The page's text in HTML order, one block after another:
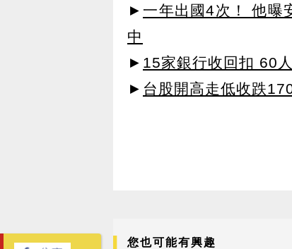
► 一年出國4次！ 他曝
中
► 15家銀行收回扣 60
► 台股開高走低收跌
您也可能有興趣